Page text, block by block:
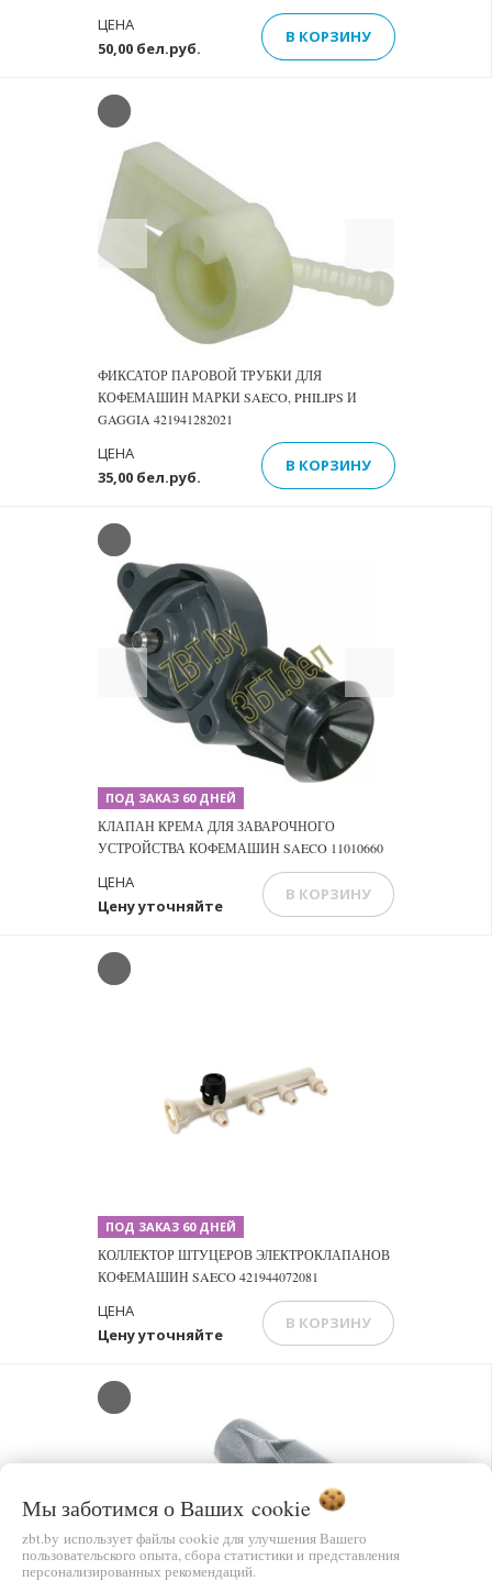
50,00 бел.руб.
ЦЕНА
В КОРЗИНУ
Previous
ФИКСАТОР ПАРОВОЙ ТРУБКИ ДЛЯ
КОФЕМАШИН МАРКИ SAECO, PHILIPS И
GAGGIA 421941282021
35,00 бел.руб.
ЦЕНА
В КОРЗИНУ
Previous
ПОД ЗАКАЗ 60 ДНЕЙ
КЛАПАН КРЕМА ДЛЯ ЗАВАРОЧНОГО
УСТРОЙСТВА КОФЕМАШИН SAECO 11010660
Цену уточняйте
ЦЕНА
В КОРЗИНУ
ПОД ЗАКАЗ 60 ДНЕЙ
КОЛЛЕКТОР ШТУЦЕРОВ ЭЛЕКТРОКЛАПАНОВ
КОФЕМАШИН SAECO 421944072081
Цену уточняйте
ЦЕНА
В КОРЗИНУ
Previous
Мы заботимся о Ваших cookie
zbt.by использует файлы cookie для улучшения Вашего
пользовательского опыта, сбора статистики и представления
персонализированных рекомендаций.